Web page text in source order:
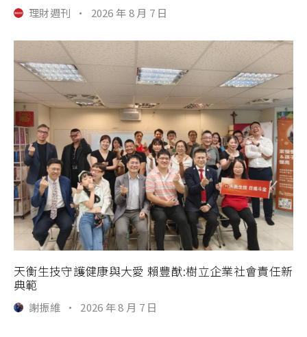
理財週刊 · 2026 年 8 月 7 日
天衡生技守護健康與大愛 賴豐猷:樹立企業社會責任新
典範
謝振維 · 2026 年 8 月 7 日